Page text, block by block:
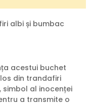
albi și bumbac
acestui buchet
din trandafiri
simbol al inocenței
a transmite o